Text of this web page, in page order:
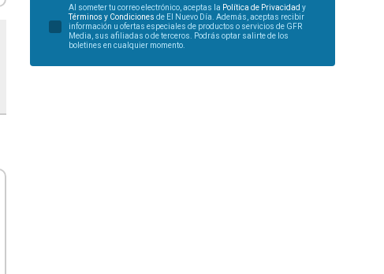
Al someter tu correo electrónico, aceptas la Política de Privacidad y
Términos y Condiciones de El Nuevo Día. Además, aceptas recibir
información u ofertas especiales de productos o servicios de GFR
Media, sus afiliadas o de terceros. Podrás optar salirte de los
boletines en cualquier momento.